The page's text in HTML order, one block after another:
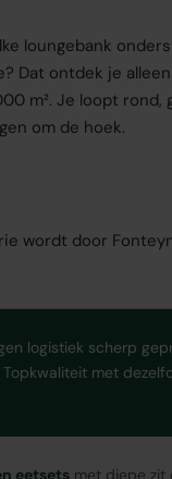
loungebank
Dat ontdek je
m². Je loopt
om de hoek.
wordt door
logistiek scherp
met
eetsets met diepe zit